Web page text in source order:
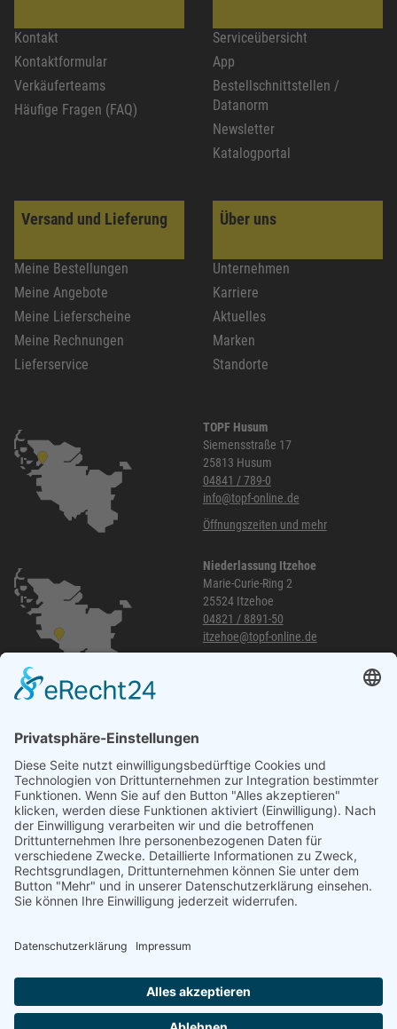
Kontakt
Kontaktformular
Verkäuferteams
Häufige Fragen (FAQ)
Serviceübersicht
App
Bestellschnittstellen /
Datanorm
Newsletter
Katalogportal
Versand und Lieferung
Meine Bestellungen
Meine Angebote
Meine Lieferscheine
Meine Rechnungen
Lieferservice
Über uns
Unternehmen
Karriere
Aktuelles
Marken
Standorte
TOPF Husum
Siemensstraße 17
25813 Husum
04841 / 789-0
info@topf-online.de
Öffnungszeiten und mehr
Niederlassung Itzehoe
Marie-Curie-Ring 2
25524 Itzehoe
04821 / 8891-50
itzehoe@topf-online.de
040 / 21 04 04 04-04
glinde@topf-online.de
Öffnungszeiten und mehr
Desktop-Version